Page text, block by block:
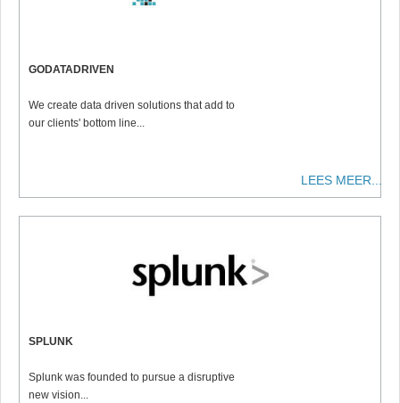
GODATADRIVEN
We create data driven solutions that add to
our clients' bottom line...
LEES MEER...
SPLUNK
Splunk was founded to pursue a disruptive
new vision...